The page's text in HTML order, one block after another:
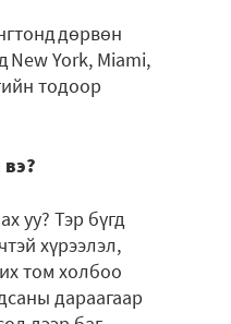
дөрвөн
New York, Miami,
тодоор
уу? Тэр бүгд
хүрээлэл,
том холбоо
дараагаар